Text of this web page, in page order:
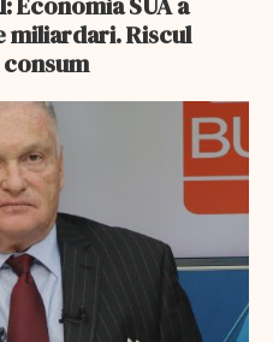
miliardari. Riscul